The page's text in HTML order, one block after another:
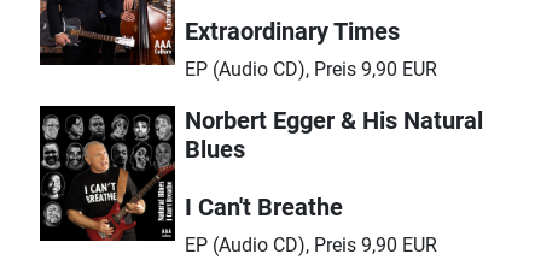
Extraordinary Times
EP (Audio CD), Preis 9,90 EUR
Norbert Egger & His Natural
Blues
I Can't Breathe
EP (Audio CD), Preis 9,90 EUR